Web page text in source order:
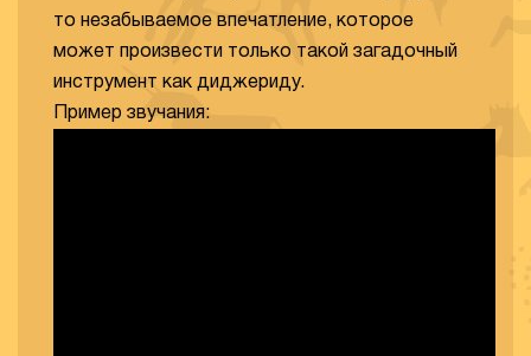
то незабываемое впечатление, которое
может произвести только такой загадочный
инструмент как диджериду.
Пример звучания: